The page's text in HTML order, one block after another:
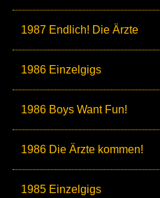
1987 Endlich! Die Ärzte
1986 Einzelgigs
1986 Boys Want Fun!
1986 Die Ärzte kommen!
1985 Einzelgigs